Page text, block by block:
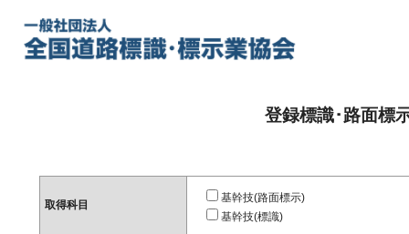
登録標識･路面標
取得科目
基幹技(路面標示)
基幹技(標識)